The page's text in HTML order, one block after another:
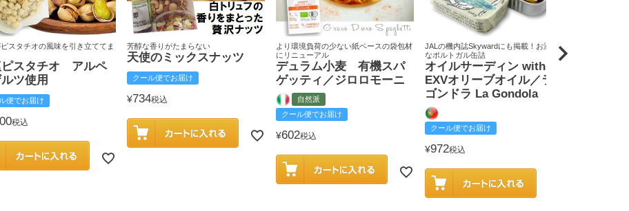
スタチオの風味を引き立ててま
ピスタチオ アルペ
ツ使用
便でお届け
税込
芳醇な香りがたまらない
天使のミックスナッツ
クール便でお届け
¥734税込
より環境負荷の少ない紙ベースの袋包材
にリニューアル
デュラム小麦 有機スパ
ゲッティ／ジロロモーニ
自然派
クール便でお届け
¥602税込
JALの機内誌Skywardにも掲載！お洒落
なポルトガル缶詰
オイルサーディン with
EXVオリーブオイル／ラ
ゴンドラ La Gondola
クール便でお届け
¥972税込